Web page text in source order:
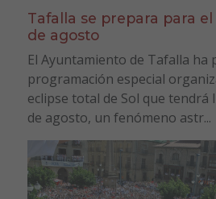
Tafalla se prepara para el
de agosto
El Ayuntamiento de Tafalla ha
programación especial
eclipse total de Sol que tendrá
de agosto, un fenómeno astr...